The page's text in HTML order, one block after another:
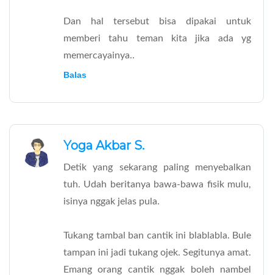
Dan hal tersebut bisa dipakai untuk
memberi tahu teman kita jika ada yg
memercayainya..
Balas
Yoga Akbar S.
Detik yang sekarang paling menyebalkan
tuh. Udah beritanya bawa-bawa fisik mulu,
isinya nggak jelas pula.
Tukang tambal ban cantik ini blablabla. Bule
tampan ini jadi tukang ojek. Segitunya amat.
Emang orang cantik nggak boleh nambel